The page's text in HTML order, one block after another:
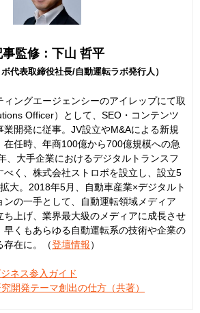
事監修：下山 哲平
ボ代表取締役社長/自動運転ラボ発行人）
ィングエージェンシーのアイレップにて取
Officer）として、SEO・コンテンツ
業開発に従事。JV設立やM&Aによる新規
在任時、年商100億から700億規模への急
、大手企業におけるデジタルトランスフ
べく、株式会社ストロボを設立し、設立5
大。2018年5月、自動車産業×デジタルト
ンの一手として、自動運転領域メディア
ち上げ、業界最大級のメディアに成長させ
早くもあらゆる自動運転系の技術や企業の
存在に。（登壇情報）
ネス参入ガイド
開発テーマ創出の仕方（共著）